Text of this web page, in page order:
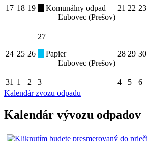
17 18 19
Komunálny odpad
Ľubovec (Prešov)
21 22 23
24 25 26
27
Papier
Ľubovec (Prešov)
28 29 30
31 1 2 3 4 5
6
Kalendár zvozu odpadu
Kalendár vývozu odpadov